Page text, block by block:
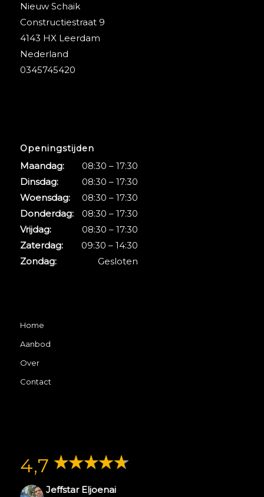
Nieuw Schaik
Constructiestraat 9
4143 HX Leerdam
Nederland
0345745420
Openingstijden
Maandag:
08:30 – 17:30
Dinsdag:
08:30 – 17:30
Woensdag:
08:30 – 17:30
Donderdag:
08:30 – 17:30
Vrijdag:
08:30 – 17:30
Zaterdag:
09:30 – 14:30
Zondag:
Gesloten
Home
Aanbod
Over
Contact
4,7
Jeffstar Eljoenai